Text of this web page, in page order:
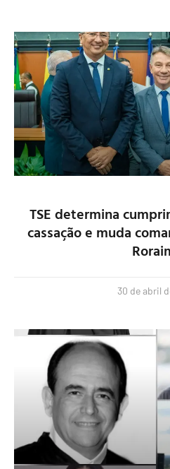
TSE determina
cassação e muda
30 de abril